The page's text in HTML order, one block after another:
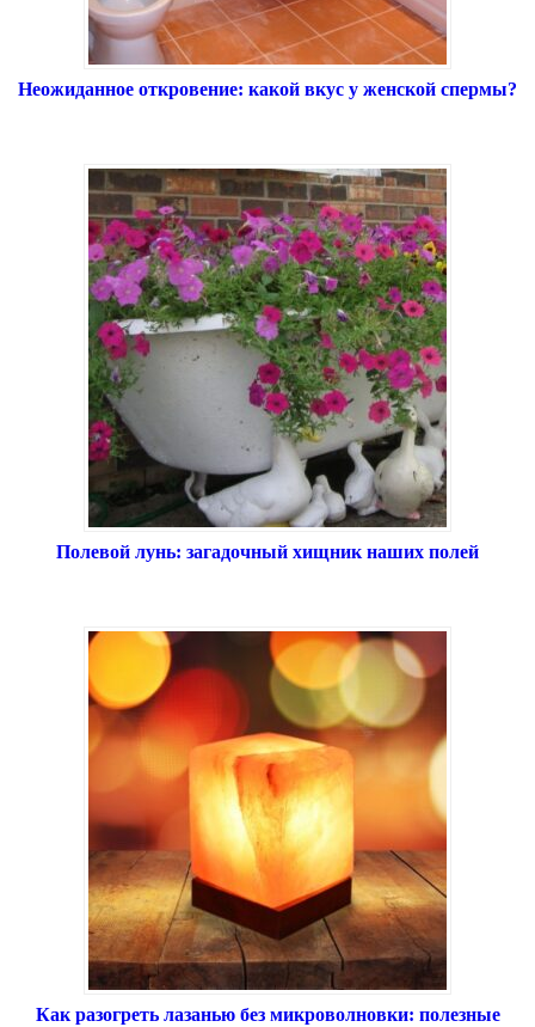
Неожиданное откровение: какой вкус у женской спермы?
Полевой лунь: загадочный хищник наших полей
Как разогреть лазанью без микроволновки: полезные